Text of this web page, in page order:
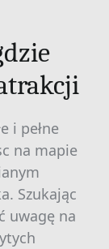
i pełne
na mapie
Szukając
uwagę na